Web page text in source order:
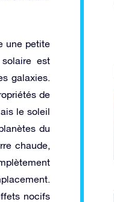
une petite
est
galaxies.
de
le soleil
du
chaude,
nocifs